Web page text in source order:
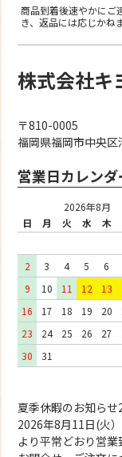
商品到着後速やかにご
き、返品には応じかね
株式会社キ
〒810-0005
福岡県福岡市中央
営業日カレンダ
2026年8月
日
月 火 水 木
2
3 4 5 6
9
10 11 12 13
16
17 18 19 20
23
24 25 26 27
30
31
夏季休暇のお知らせ
2026年8月11日(火
より平常どおり営